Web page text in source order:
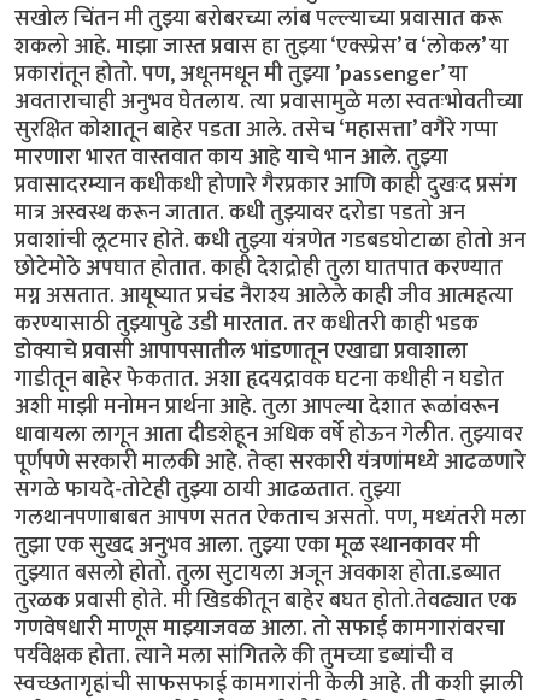
सखोल चिंतन मी तुझ्या बरोबरच्या लांब पल्ल्याच्या प्रवासात करू
शकलो आहे. माझा जास्त प्रवास हा तुझ्या ‘एक्स्प्रेस’ व ‘लोकल’ या
प्रकारांतून होतो. पण, अधूनमधून मी तुझ्या ’passenger’ या
अवताराचाही अनुभव घेतलाय. त्या प्रवासामुळे मला स्वतःभोवतीच्या
सुरक्षित कोशातून बाहेर पडता आले. तसेच ‘महासत्ता’ वगैरे गप्पा
मारणारा भारत वास्तवात काय आहे याचे भान आले. तुझ्या
प्रवासादरम्यान कधीकधी होणारे गैरप्रकार आणि काही दुखःद प्रसंग
मात्र अस्वस्थ करून जातात. कधी तुझ्यावर दरोडा पडतो अन
प्रवाशांची लूटमार होते. कधी तुझ्या यंत्रणेत गडबडघोटाळा होतो अन
छोटेमोठे अपघात होतात. काही देशद्रोही तुला घातपात करण्यात
मग्न असतात. आयूष्यात प्रचंड नैराश्य आलेले काही जीव आत्महत्या
करण्यासाठी तुझ्यापुढे उडी मारतात. तर कधीतरी काही भडक
डोक्याचे प्रवासी आपापसातील भांडणातून एखाद्या प्रवाशाला
गाडीतून बाहेर फेकतात. अशा हृदयद्रावक घटना कधीही न घडोत
अशी माझी मनोमन प्रार्थना आहे. तुला आपल्या देशात रूळांवरून
धावायला लागून आता दीडशेहून अधिक वर्षे होऊन गेलीत. तुझ्यावर
पूर्णपणे सरकारी मालकी आहे. तेव्हा सरकारी यंत्रणांमध्ये आढळणारे
सगळे फायदे-तोटेही तुझ्या ठायी आढळतात. तुझ्या
गलथानपणाबाबत आपण सतत ऐकताच असतो. पण, मध्यंतरी मला
तुझा एक सुखद अनुभव आला. तुझ्या एका मूळ स्थानकावर मी
तुझ्यात बसलो होतो. तुला सुटायला अजून अवकाश होता.डब्यात
तुरळक प्रवासी होते. मी खिडकीतून बाहेर बघत होतो.तेवढ्यात एक
गणवेषधारी माणूस माझ्याजवळ आला. तो सफाई कामगारांवरचा
पर्यवेक्षक होता. त्याने मला सांगितले की तुमच्या डब्यांची व
स्वच्छतागृहांची साफसफाई कामगारांनी केली आहे. ती कशी झाली